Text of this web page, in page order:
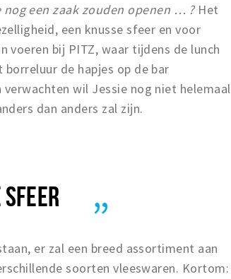
een zaak zouden openen … ? Het
een knusse sfeer en voor
voeren bij PITZ, waar tijdens de lunch
de hapjes op de bar
verwachten wil Jessie nog niet helemaal
dan anders zal zijn.
er zal een breed assortiment aan
soorten vleeswaren. Kortom: